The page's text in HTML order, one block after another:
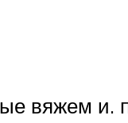
вяжем и.